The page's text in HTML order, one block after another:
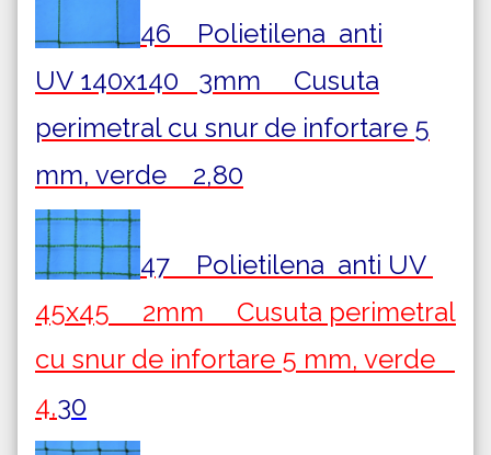
46 Polietilena anti
UV 140x140 3mm Cusuta
perimetral cu snur de infortare 5
mm, verde 2,80
47 Polietilena anti UV
45x45 2mm Cusuta perimetral
cu snur de infortare 5 mm, verde
4,30